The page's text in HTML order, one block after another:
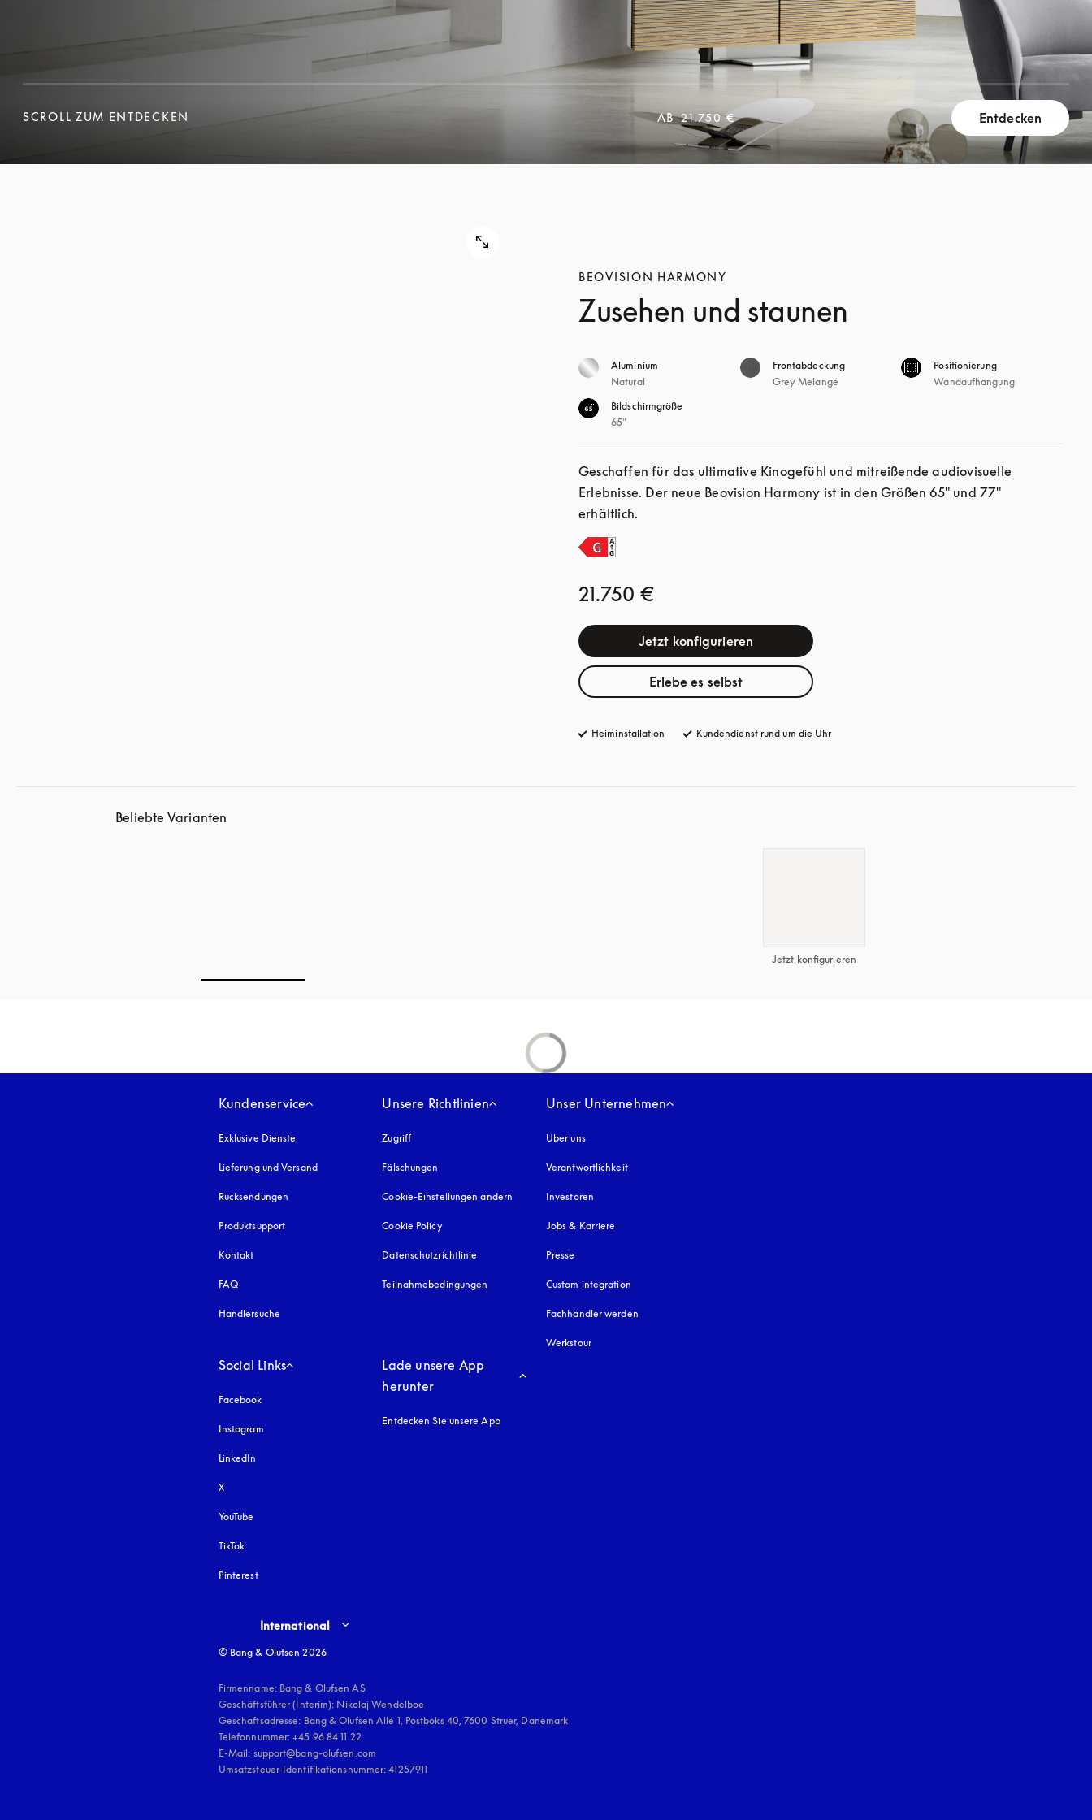
SCROLL ZUM ENTDECKEN
AB 21.750 € Entdecken
BEOVISION HARMONY
Zusehen und staunen
Aluminium
Natural
Frontabdeckung
Grey Melangé
Positionierung
Wandaufhängung
Bildschirmgröße
65"
21.750 €
Jetzt konfigurieren
Erlebe es selbst
Geschaffen für das ultimative Kinogefühl und mitreißende audiovisuelle
Erlebnisse. Der neue Beovision Harmony ist in den Größen 65" und 77"
erhältlich.
Heiminstallation Kundendienst rund um die Uhr
Beliebte Varianten
Jetzt konfigurieren
Kundenservice
Exklusive Dienste
Lieferung und Versand
Rücksendungen
Produktsupport
Kontakt
FAQ
Händlersuche
Unsere Richtlinien
Zugriff öffnet sich in einem neuen Tab
Fälschungen öffnet sich in einem neuen Tab
Cookie-Einstellungen ändern
Cookie Policyöffnet sich in einem neuen Tab
Datenschutzrichtlinie öffnet sich in einem neuen Tab
Teilnahmebedingungen
Unser Unternehmen
Über uns
Verantwortlichkeit
Investoren
Jobs & Karriere
Presse
Custom integration
Fachhändler werden
Werkstour
Social Links
Facebook
Instagram
LinkedIn
X
YouTube
TikTok
Pinterest
Lade unsere App
herunter
Entdecken Sie unsere App
Select country and language
International
© Bang & Olufsen 2026
Firmenname: Bang & Olufsen AS
Geschäftsführer (Interim): Nikolaj Wendelboe
Geschäftsadresse: Bang & Olufsen Allé 1, Postboks 40, 7600 Struer, Dänemark
Telefonnummer: +45 96 84 11 22
E-Mail: support@bang-olufsen.com
Umsatzsteuer-Identifikationsnummer: 41257911